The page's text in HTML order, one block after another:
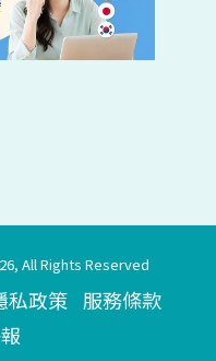
All Rights Reserved
私政策 服務條款